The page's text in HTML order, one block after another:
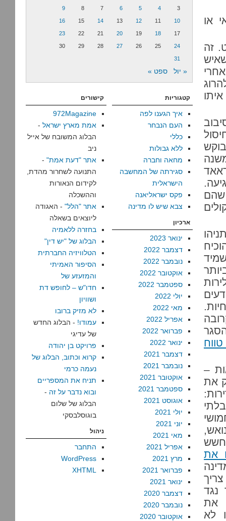
או
זה
–
את
עשו את שלהם. גם העובדה ש-64 חמושי
את
נגד
את
לא
3
4
5
6
7
8
9
10
11
12
13
14
15
16
17
18
19
20
21
22
23
24
25
26
27
28
29
30
31
« יול ספט »
קטגוריות
איך הגענו לפה
העם הנבחר
כללי
ללא גבולות
מחאה וחברה
סגירתה של המחשבה
הישראלית
פקס ישראליאנה
צבא שיש לו מדינה
ארכיון
ינואר 2023
דצמבר 2022
נובמבר 2022
אוקטובר 2022
ספטמבר 2022
יולי 2022
מאי 2022
אפריל 2022
פברואר 2022
ינואר 2022
דצמבר 2021
נובמבר 2021
אוקטובר 2021
ספטמבר 2021
אוגוסט 2021
יולי 2021
יוני 2021
מאי 2021
אפריל 2021
מרץ 2021
פברואר 2021
ינואר 2021
דצמבר 2020
נובמבר 2020
אוקטובר 2020
קישורים
972Magazine
אמת מארץ ישראל -
הבלוג המשובח של אייל
ניב
אתר "דעת אמת" -
התנועה לשחרור מהדת,
לקידום הנאורות
וההשכלה
אתר "הלל" - האגודה
ליוצאים בשאלה
בחזרה ללאמיה
הבלוג של "יש דין"
הטלוויזיה החברתית
הסיפור האמיתי
והמזעזע של
חדו"ש – לחופש דת
ושוויון
לא מזיק ברובו
עמודו! - הבלוג החדש
של עדיגי
פרויקט בן יהודה
קרוא וכתוב, הבלוג של
נעמה כרמי
תניח את המספריים
ובוא נדבר על זה -
הבלוג של שלום
בוגוסלבסקי
ניהול
התחבר
WordPress
XHTML